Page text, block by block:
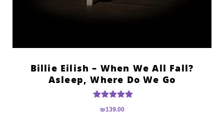
?Billie Eilish – When We All Fall
Asleep, Where Do We Go
5.00
₪139.00